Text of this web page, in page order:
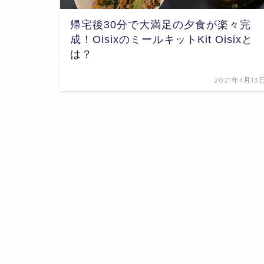
帰宅後30分で大満足の夕食が楽々完
成！OisixのミールキットKit Oisixと
は？
2021年4月13